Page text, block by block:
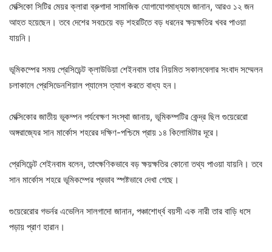
মেক্সিকো সিটির মেয়র ক্লারা ব্রুগাদা সামাজিক যোগাযোগমাধ্যমে জানান, আরও ১২ জন
আহত হয়েছেন। তবে দেশের সবচেয়ে বড় শহরটিতে বড় ধরনের ক্ষয়ক্ষতির খবর পাওয়া
যায়নি।
ভূমিকম্পের সময় প্রেসিডেন্ট ক্লাউডিয়া শেইনবাম তার নিয়মিত সকালবেলার সংবাদ সম্মেলন
চলাকালে প্রেসিডেনশিয়াল প্যালেস ত্যাগ করতে বাধ্য হন।
মেক্সিকোর জাতীয় ভূকম্পন পর্যবেক্ষণ সংস্থা জানায়, ভূমিকম্পটির কেন্দ্র ছিল গুয়েরেরো
অঙ্গরাজ্যের সান মার্কোস শহরের দক্ষিণ-পশ্চিমে প্রায় ১৪ কিলোমিটার দূরে।
প্রেসিডেন্ট শেইনবাম বলেন, তাৎক্ষণিকভাবে বড় ক্ষয়ক্ষতির কোনো তথ্য পাওয়া যায়নি। তবে
সান মার্কোস শহরে ভূমিকম্পের প্রভাব স্পষ্টভাবে দেখা গেছে।
গুয়েরেরোর গভর্নর এভেলিন সালগাদো জানান, পঞ্চাশোর্ধ্ব বয়সী এক নারী তার বাড়ি ধসে
পড়ায় প্রাণ হারান।